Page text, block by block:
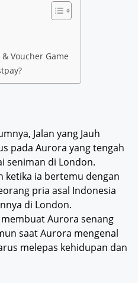
Voucher Game
Jalan yang Jauh
pada Aurora yang tengah
seniman di London.
ketika ia bertemu dengan
pria asal Indonesia
di London.
Aurora senang
saat Aurora mengenal
melepas kehidupan dan